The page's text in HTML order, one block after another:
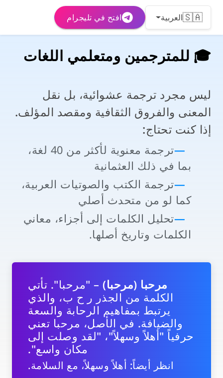
🇸🇦العربية افتح في تليجرام
🎓 للمترجمين ومتعلمي اللغات
ليس مجرد ترجمة عشوائية، بل نقل
المعنى والفروق الثقافية ومقصد المؤلف.
إذا كنت تحتاج:
ترجمة معنوية لأكثر من 40 لغة،
بما في ذلك العثمانية
ترجمة الكتب والصوتيات العربية،
كما لو من متحدث أصلي
تحليل الكلمات إلى أجزاء، معاني
الكلمات وتاريخ أصلها.
مرحبا (مرحبا) – "مرحبا". تأتي
الكلمة من الجذر ر ح ب، والذي
يرتبط بمفاهيم الرحابة والسعة
والضيافة. في الأصل، مرحبا تعني
حرفياً "أهلاً وسهلاً"، "لقد وصلت إلى
مكان واسع".
انظر أيضاً: أهلاً وسهلاً، مع السلامة.